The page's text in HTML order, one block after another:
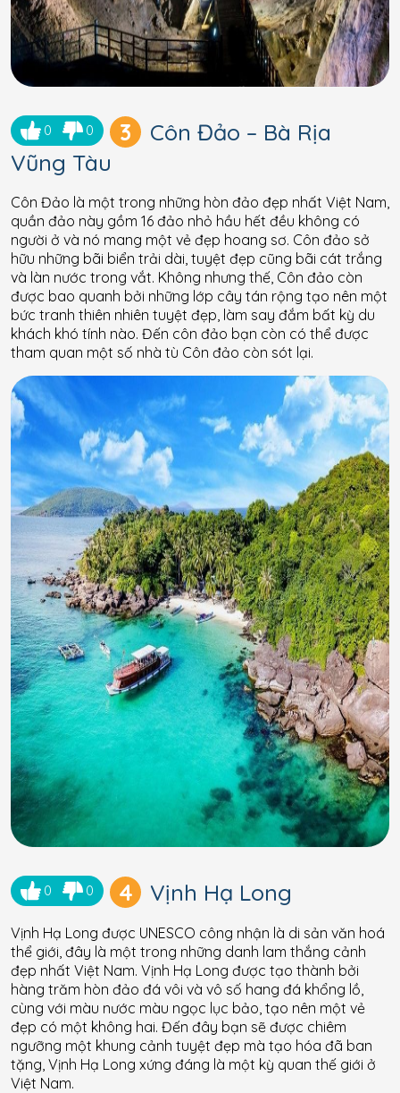
0 0 3
Côn Đảo – Bà Rịa
Vũng Tàu
Côn Đảo là một trong những hòn đảo đẹp nhất Việt Nam,
quần đảo này gồm 16 đảo nhỏ hầu hết đều không có
người ở và nó mang một vẻ đẹp hoang sơ. Côn đảo sở
hữu những bãi biển trải dài, tuyệt đẹp cũng bãi cát trắng
và làn nước trong vắt. Không nhưng thế, Côn đảo còn
được bao quanh bởi những lớp cây tán rộng tạo nên một
bức tranh thiên nhiên tuyệt đẹp, làm say đắm bất kỳ du
khách khó tính nào. Đến côn đảo bạn còn có thể được
tham quan một số nhà tù Côn đảo còn sót lại.
0 0 4 Vịnh Hạ Long
Vịnh Hạ Long được UNESCO công nhận là di sản văn hoá
thể giới, đây là một trong những danh lam thắng cảnh
đẹp nhất Việt Nam. Vịnh Hạ Long được tạo thành bởi
hàng trăm hòn đảo đá vôi và vô số hang đá khổng lồ,
cùng với màu nước màu ngọc lục bảo, tạo nên một vẻ
đẹp có một không hai. Đến đây bạn sẽ được chiêm
ngưỡng một khung cảnh tuyệt đẹp mà tạo hóa đã ban
tặng, Vịnh Hạ Long xứng đáng là một kỳ quan thế giới ở
Việt Nam.